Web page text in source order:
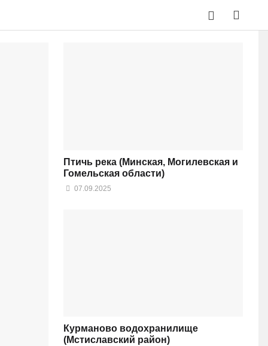
Птичь река (Минская, Могилевская и
Гомельская области)
07.09.2025
Курманово водохранилище
(Мстиславский район)